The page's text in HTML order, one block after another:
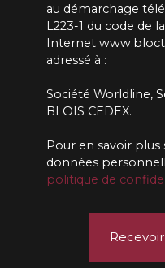
au démarchage
L223-1 du code de
Internet
adressé à :
Société Worldline,
BLOIS CEDEX.
Pour en savoir
données
politique de